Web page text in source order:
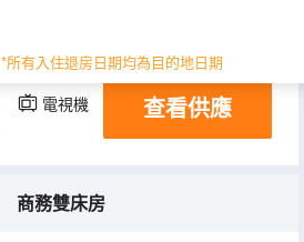
*所有入住退房日期均為目的地日期
40㎡ 3-4層 空調
電視機 查看供應
商務雙床房